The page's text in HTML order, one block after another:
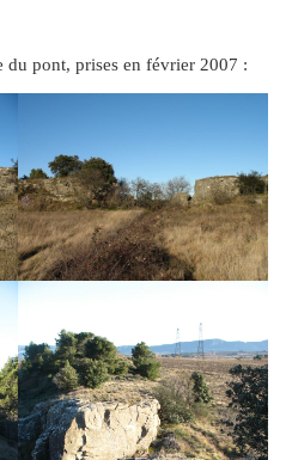
du pont, prises en février 2007 :